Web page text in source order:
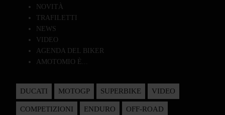
NOVITÀ
TRAFILETTI
NEWS
VIDEO
AGENDA DEL BIKER
AMOTOMIO È...
DUCATI MOTOGP SUPERBIKE VIDEO
COMPETIZIONI ENDURO OFF-ROAD